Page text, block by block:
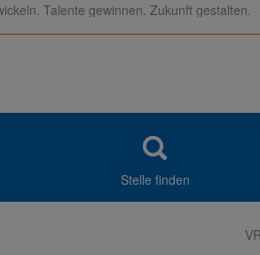
Talente gewinnen. Zukunft gestalten.
Stelle finden